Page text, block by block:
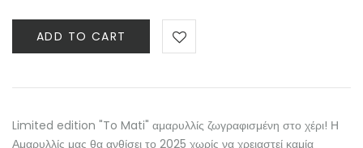
ADD TO CART
Limited edition "To Mati" αμαρυλλίς ζωγραφισμένη στο χέρι! Η
Αμαρυλλίς μας θα ανθίσει το 2025 χωρίς να χρειαστεί καμία